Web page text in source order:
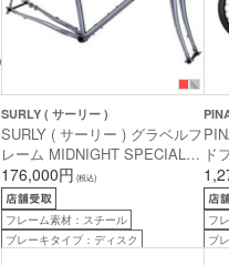
SURLY ( サーリー )
SURLY ( サーリー ) グラベルフ
レーム MIDNIGHT SPECIAL
F/S 【池袋チャーリー限定】 (
ミッドナイト スペシャル フレ
ームセット ) ステンレスティー
ル 46 ( 身長目安160cm前後 )
176,000円 (税込)
フレーム素材：スチール
ブレーキタイプ：ディスク
ド
グ
)
身
フ
ブ